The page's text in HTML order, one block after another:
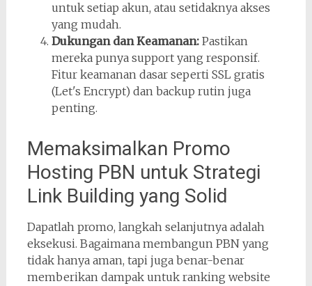
untuk setiap akun, atau setidaknya akses
yang mudah.
Dukungan dan Keamanan:Pastikan
mereka punya support yang responsif.
Fitur keamanan dasar seperti SSL gratis
(Let's Encrypt) dan backup rutin juga
penting.
Memaksimalkan Promo
Hosting PBN untuk Strategi
Link Building yang Solid
Dapatlah promo, langkah selanjutnya adalah
eksekusi. Bagaimana membangun PBN yang
tidak hanya aman, tapi juga benar-benar
memberikan dampak untuk ranking website